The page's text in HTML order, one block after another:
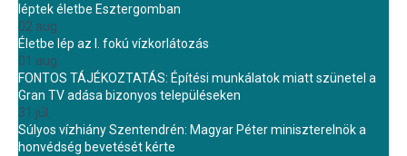
léptek életbe Esztergomban
02 aug.
Életbe lép az I. fokú vízkorlátozás
01 aug.
FONTOS TÁJÉKOZTATÁS: Építési munkálatok miatt szünetel a
Gran TV adása bizonyos településeken
31 júl.
Súlyos vízhiány Szentendrén: Magyar Péter miniszterelnök a
honvédség bevetését kérte